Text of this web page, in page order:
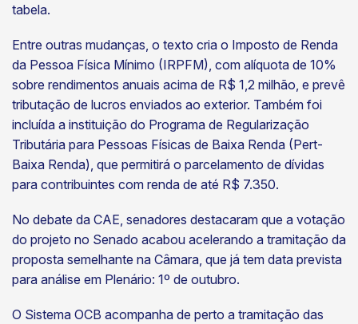
tabela.
Entre outras mudanças, o texto cria o Imposto de Renda
da Pessoa Física Mínimo (IRPFM), com alíquota de 10%
sobre rendimentos anuais acima de R$ 1,2 milhão, e prevê
tributação de lucros enviados ao exterior. Também foi
incluída a instituição do Programa de Regularização
Tributária para Pessoas Físicas de Baixa Renda (Pert-
Baixa Renda), que permitirá o parcelamento de dívidas
para contribuintes com renda de até R$ 7.350.
No debate da CAE, senadores destacaram que a votação
do projeto no Senado acabou acelerando a tramitação da
proposta semelhante na Câmara, que já tem data prevista
para análise em Plenário: 1º de outubro.
O Sistema OCB acompanha de perto a tramitação das